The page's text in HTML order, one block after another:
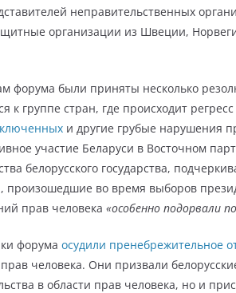
неправительственных
организации из Швеции,
форума были приняты несколько
к группе стран, где происходит
и другие грубые нарушения
участие Беларуси в Восточном
белорусского государства,
произошедшие во время выборов
прав человека «особенно подорвали
форума осудили пренебрежительное
человека. Они призвали
в области прав человека, но и